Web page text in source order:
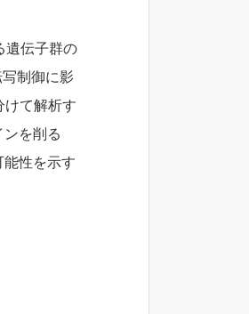
遺伝子群の
制御に影
けて解析す
を削る
性を示す